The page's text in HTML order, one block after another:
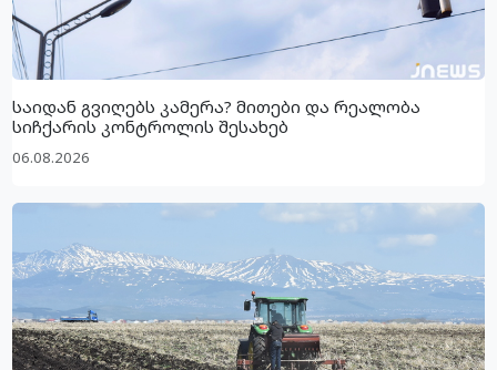
საიდან გვიღებს კამერა? მითები და რეალობა
სიჩქარის კონტროლის შესახებ
06.08.2026